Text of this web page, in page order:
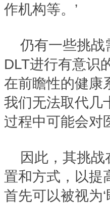
作机构等。’
仍有一些挑战
DLT进行有意识
在前瞻性的健康
我们无法取代几
过程中可能会对
因此，其挑
置和方式，以提
首先可以被视为